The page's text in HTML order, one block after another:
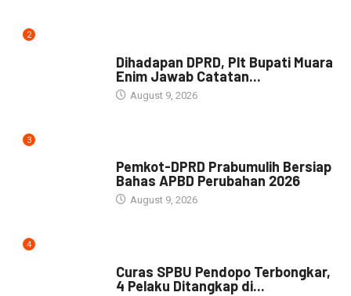
2
Dihadapan DPRD, Plt Bupati Muara
Enim Jawab Catatan...
August 9, 2026
3
Pemkot-DPRD Prabumulih Bersiap
Bahas APBD Perubahan 2026
August 9, 2026
4
Curas SPBU Pendopo Terbongkar,
4 Pelaku Ditangkap di...